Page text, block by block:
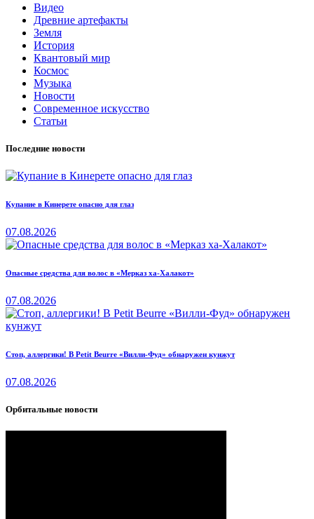
Видео
Древние артефакты
Земля
История
Квантовый мир
Космос
Музыка
Новости
Современное искусство
Статьи
Последние новости
Купание в Кинерете опасно для глаз
07.08.2026
Опасные средства для волос в «Мерказ ха-Халакот»
07.08.2026
Стоп, аллергики! В Petit Beurre «Вилли-Фуд» обнаружен кунжут
07.08.2026
Орбитальные новости